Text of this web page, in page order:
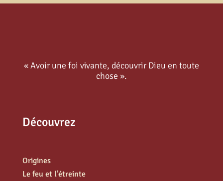
« Avoir une foi vivante, découvrir Dieu en toute
chose ».
Découvrez
Origines
Le feu et l’étreinte